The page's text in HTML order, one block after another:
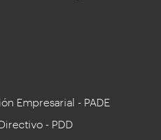
Empresarial - PADE
- PDD